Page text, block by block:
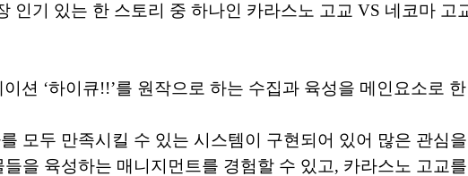
인기 있는 한 스토리 중 하나인 카라스노 고교 VS 네코마
션 ‘하이큐!!’를 원작으로 하는 수집과 육성을 메인요소로
모두 만족시킬 수 있는 시스템이 구현되어 있어 많은 관심
들을 육성하는 매니지먼트를 경험할 수 있고, 카라스노 고교